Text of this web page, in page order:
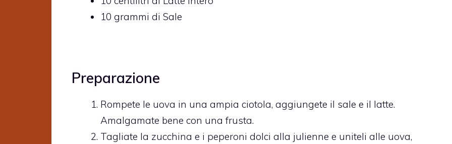
10 grammi di Sale
Preparazione
Rompete le uova in una ampia ciotola, aggiungete il sale e il latte.
Amalgamate bene con una frusta.
Tagliate la zucchina e i peperoni dolci alla julienne e uniteli alle uova,